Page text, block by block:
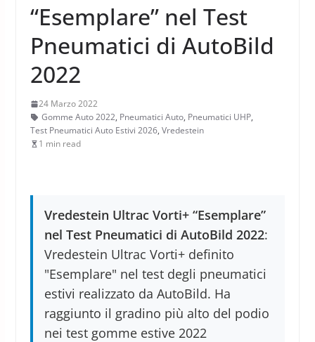
“Esemplare” nel Test
Pneumatici di AutoBild
2022
24 Marzo 2022
Gomme Auto 2022, Pneumatici Auto, Pneumatici UHP,
Test Pneumatici Auto Estivi 2026, Vredestein
1 min read
Vredestein Ultrac Vorti+ “Esemplare”
nel Test Pneumatici di AutoBild 2022:
Vredestein Ultrac Vorti+ definito
"Esemplare" nel test degli pneumatici
estivi realizzato da AutoBild. Ha
raggiunto il gradino più alto del podio
nei test gomme estive 2022